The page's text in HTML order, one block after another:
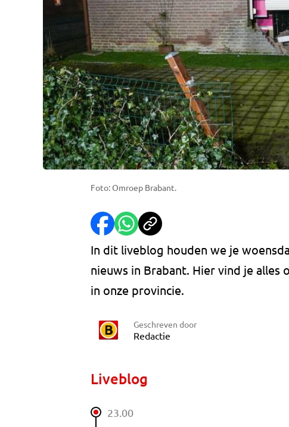
Foto: Omroep Brabant.
In dit liveblog houden we je
nieuws in Brabant. Hier vind je alles
in onze provincie.
Geschreven door
Redactie
Liveblog
23.00